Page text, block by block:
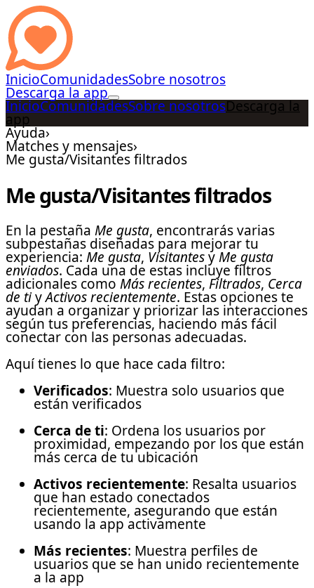
InicioComunidadesSobre nosotros
Descarga la app
InicioComunidadesSobre nosotrosDescarga la
app
Ayuda›
Matches y mensajes›
Me gusta/Visitantes filtrados
Me gusta/Visitantes filtrados
En la pestaña Me gusta, encontrarás varias
subpestañas diseñadas para mejorar tu
experiencia: Me gusta, VisitantesyMe gusta
enviados. Cada una de estas incluye filtros
adicionales como Más recientes, Filtrados, Cerca
de tiyActivos recientemente. Estas opciones te
ayudan a organizar y priorizar las interacciones
según tus preferencias, haciendo más fácil
conectar con las personas adecuadas.
Aquí tienes lo que hace cada filtro:
Verificados: Muestra solo usuarios que
están verificados
Cerca de ti: Ordena los usuarios por
proximidad, empezando por los que están
más cerca de tu ubicación
Activos recientemente: Resalta usuarios
que han estado conectados
recientemente, asegurando que están
usando la app activamente
Más recientes: Muestra perfiles de
usuarios que se han unido recientemente
a la app